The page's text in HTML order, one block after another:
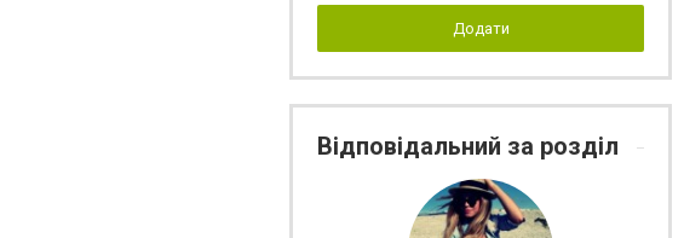
Додати
Відповідальний за розділ